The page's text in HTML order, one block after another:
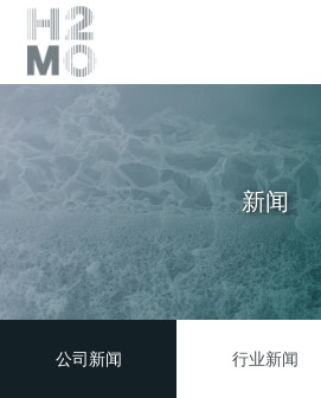
新闻
公司新闻 行业新闻